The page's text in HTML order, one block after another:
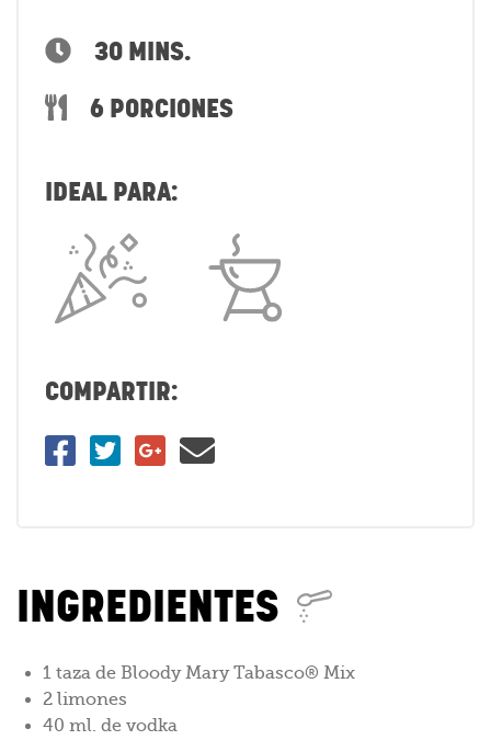
30 MINS.
6 PORCIONES
IDEAL PARA:
COMPARTIR:
INGREDIENTES
1 taza de Bloody Mary Tabasco® Mix
2 limones
40 ml. de vodka